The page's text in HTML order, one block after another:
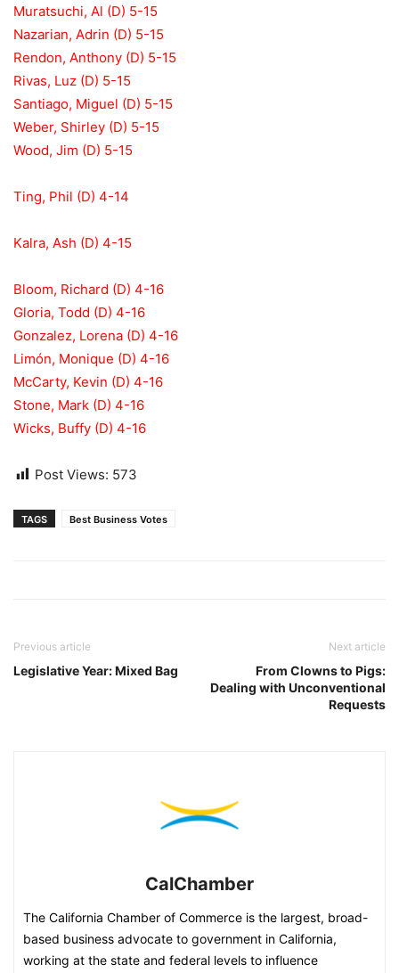
Muratsuchi, Al (D) 5-15
Nazarian, Adrin (D) 5-15
Rendon, Anthony (D) 5-15
Rivas, Luz (D) 5-15
Santiago, Miguel (D) 5-15
Weber, Shirley (D) 5-15
Wood, Jim (D) 5-15
Ting, Phil (D) 4-14
Kalra, Ash (D) 4-15
Bloom, Richard (D) 4-16
Gloria, Todd (D) 4-16
Gonzalez, Lorena (D) 4-16
Limón, Monique (D) 4-16
McCarty, Kevin (D) 4-16
Stone, Mark (D) 4-16
Wicks, Buffy (D) 4-16
Post Views: 573
TAGS Best Business Votes
Previous article
Legislative Year: Mixed Bag
Next article
From Clowns to Pigs:
Dealing with Unconventional
Requests
CalChamber
The California Chamber of Commerce is the largest, broad-
based business advocate to government in California,
working at the state and federal levels to influence